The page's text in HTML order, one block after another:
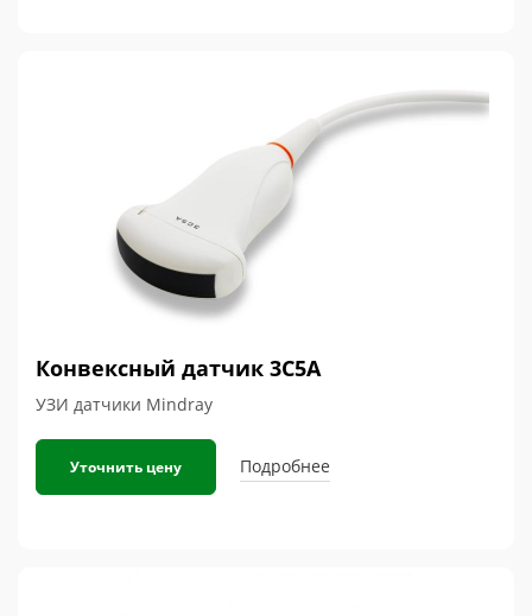
Конвексный датчик 3C5A
УЗИ датчики Mindray
Уточнить цену Подробнее